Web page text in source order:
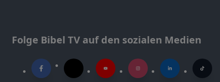
Folge Bibel TV auf den sozialen Medien